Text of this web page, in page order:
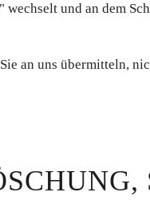
und an dem
an uns übermitteln,